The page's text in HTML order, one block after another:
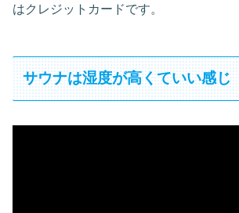
はクレジットカードです。
サウナは湿度が高くていい感じ